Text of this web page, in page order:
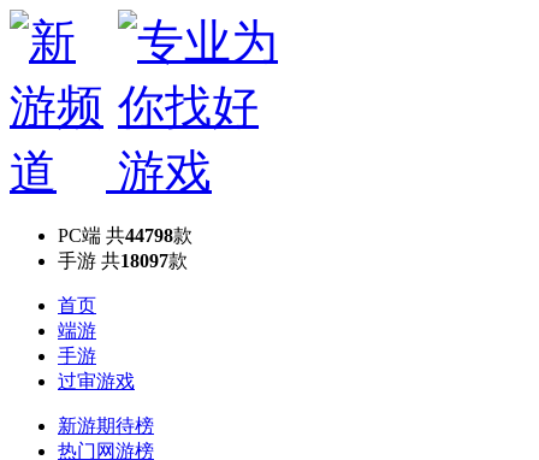
PC端 共44798款
手游 共18097款
首页
端游
手游
过审游戏
新游期待榜
热门网游榜